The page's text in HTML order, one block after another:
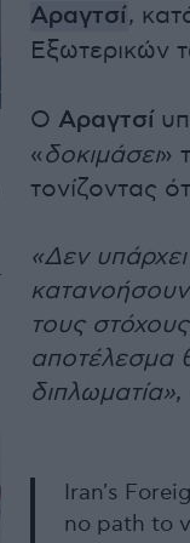
Αραγτσί,
Εξωτερικών
Ο Αραγτσί
«δοκιμάσει»
τονίζοντας
«Δεν
τους
αποτέλεσμα
διπλωματία»,
Iran's
no path to